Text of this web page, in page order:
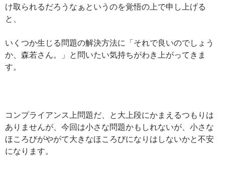
け取られるだろうなぁというのを覚悟の上で申し上げる
と、
いくつか生じる問題の解決方法に「それで良いのでしょう
か、森若さん。」と問いたい気持ちがわき上がってきま
す。
コンプライアンス上問題だ、と大上段にかまえるつもりは
ありませんが、今回は小さな問題かもしれないが、小さな
ほころびがやがて大きなほころびになりはしないかと不安
になります。